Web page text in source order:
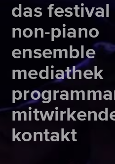
das festival
non-piano
ensemble
mediathek
kontakt